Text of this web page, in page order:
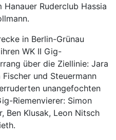
Ruderclub Hassia
in Berlin-Grünau
WK II Gig-
über die Ziellinie: Jara
und Steuermann
unangefochten
Riemenvierer: Simon
Ben Klusak, Leon Nitsch